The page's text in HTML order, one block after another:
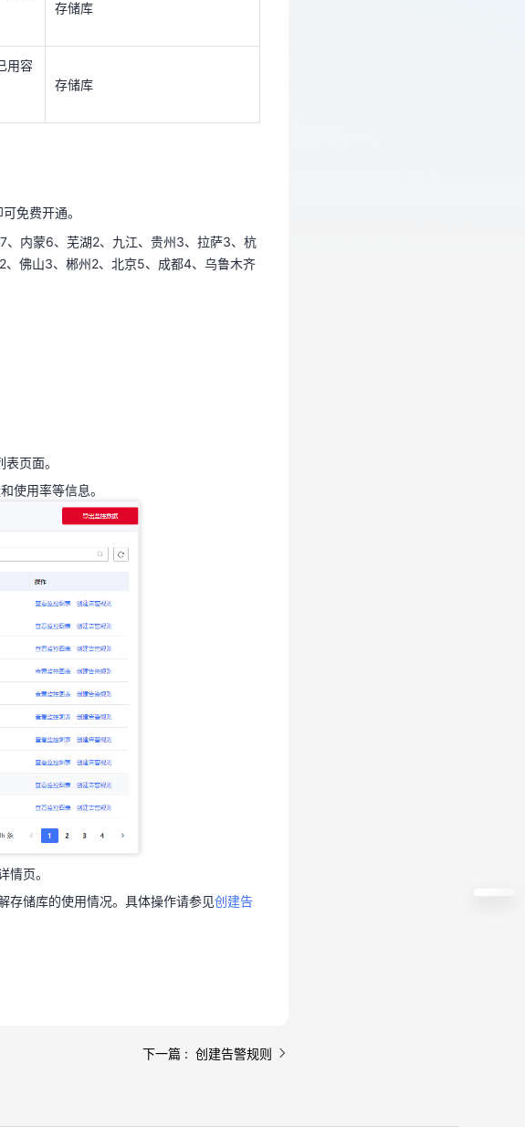
免费开通。
内蒙6、芜湖2、九江、贵州3、拉萨3、杭
使用率等信息。
情页。
存储库的使用情况。具体操作请参见
存储库
用容
存储库
免费开通。
内蒙6、芜湖2、九江、贵州3、拉萨3、杭
佛山3、郴州2、北京5、成都4、乌鲁木齐
页面。
使用率等信息。
情页。
存储库的使用情况。具体操作请参见创建告
下一篇 : 创建告警规则